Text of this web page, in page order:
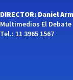
DIRECTOR: Daniel
Multimedios El Debate
Tel.: 11 3965 1567